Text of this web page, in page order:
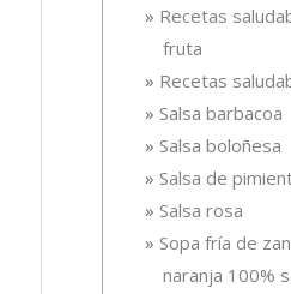
Recetas
fruta
Recetas
Salsa barbacoa
Salsa boloñesa
Salsa de
Salsa rosa
Sopa fría de
naranja 100%